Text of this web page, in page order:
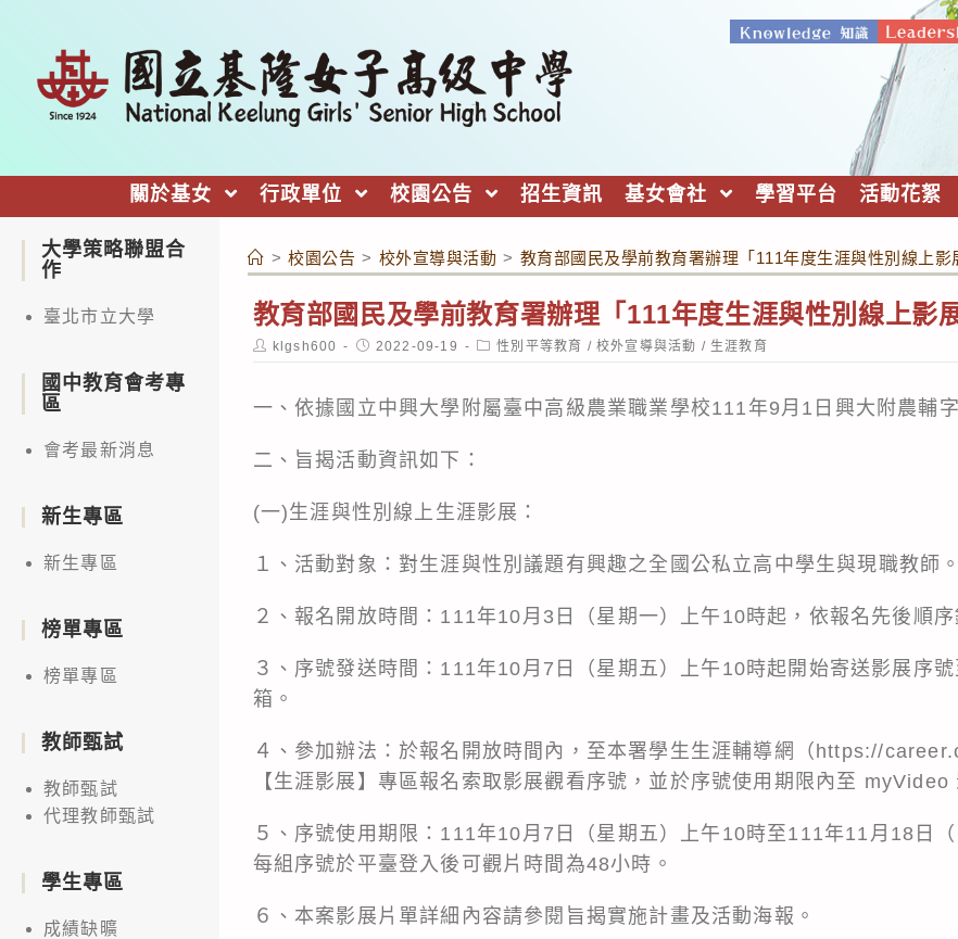
關於基女 行政單位 校園公告 招生資訊 基女會社 學習平台 活動花絮
> 校園公告 > 校外宣導與活動 > 教育部國民及學前教育署辦理「111年度生涯與性別線上影
教育部國民及學前教育署辦理「111年度生涯與性別線上影
Post
author:
klgsh600
Post
published:
2022-09-19
Post
category:
性別平等教育 / 校外宣導與活動 / 生涯教育
一、依據國立中興大學附屬臺中高級農業職業學校111年9月1日興大附農輔
二、旨揭活動資訊如下：
(一)生涯與性別線上生涯影展：
１、活動對象：對生涯與性別議題有興趣之全國公私立高中學生與現職教師。
２、報名開放時間：111年10月3日（星期一）上午10時起，依報名先後順序
３、序號發送時間：111年10月7日（星期五）上午10時起開始寄送影展序
箱。
４、參加辦法：於報名開放時間內，至本署學生生涯輔導網（https://
【生涯影展】專區報名索取影展觀看序號，並於序號使用期限內至 myVideo
５、序號使用期限：111年10月7日（星期五）上午10時至111年11月18日
每組序號於平臺登入後可觀片時間為48小時。
６、本案影展片單詳細內容請參閱旨揭實施計畫及活動海報。
大學策略聯盟合
作
臺北市立大學
國中教育會考專
區
會考最新消息
新生專區
新生專區
榜單專區
榜單專區
教師甄試
教師甄試
代理教師甄試
學生專區
成績缺曠